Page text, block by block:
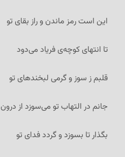
این است رمز ماندن و راز بقای تو
تا انتهای کوچه‌ی فریاد می‌دود
قلبم ز سوز و گرمی لبخندهای تو
جانم در التهاب تو می‌سوزد از درون
بگذار تا بسوزد و گردد فدای تو